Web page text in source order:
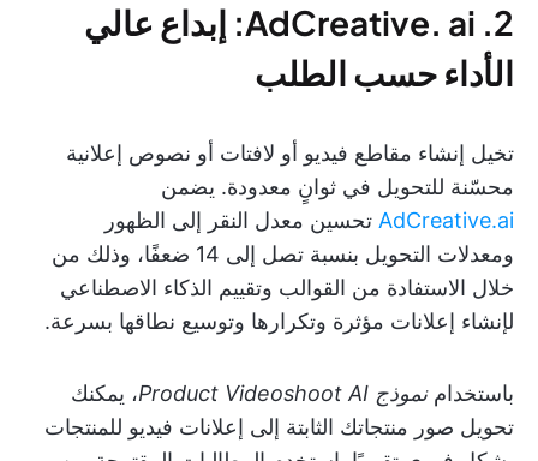
2. AdCreative. ai: إبداع عالي
الأداء حسب الطلب
تخيل إنشاء مقاطع فيديو أو لافتات أو نصوص إعلانية
محسّنة للتحويل في ثوانٍ معدودة. يضمن
AdCreative.ai تحسين معدل النقر إلى الظهور
ومعدلات التحويل بنسبة تصل إلى 14 ضعفًا، وذلك من
خلال الاستفادة من القوالب وتقييم الذكاء الاصطناعي
لإنشاء إعلانات مؤثرة وتكرارها وتوسيع نطاقها بسرعة.
باستخدامنموذج Product Videoshoot AI
، يمكنك
تحويل صور منتجاتك الثابتة إلى إعلانات فيديو للمنتجات